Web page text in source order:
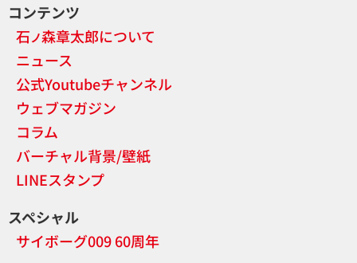
コンテンツ
石ノ森章太郎について
ニュース
公式Youtubeチャンネル
ウェブマガジン
コラム
バーチャル背景/壁紙
LINEスタンプ
スペシャル
サイボーグ009 60周年